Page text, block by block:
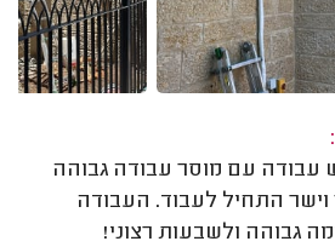
עבודה עם מוסר עבודה גבוהה
וישר התחיל לעבוד. העבודה
גבוהה ולשבעות רצוני!